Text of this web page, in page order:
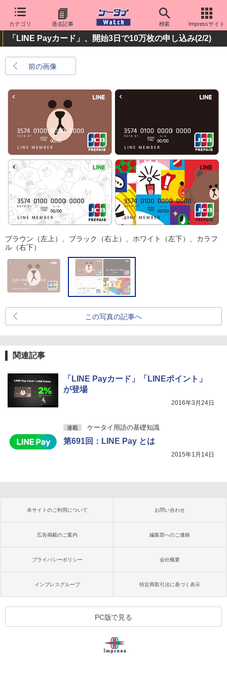
カテゴリ 過去記事 検索 Impressサイト
「LINE Payカード」、開始3日で10万枚の申し込み(2/2)
前の画像
ブラウン（左上）、ブラック（右上）、ホワイト（左下）、カラフ
ル（右下）
この写真の記事へ
関連記事
「LINE Payカード」「LINEポイント」
が登場
2016年3月24日
連載 ケータイ用語の基礎知識
第691回：LINE Pay とは
2015年1月14日
本サイトのご利用について お問い合わせ
広告掲載のご案内 編集部へのご連絡
プライバシーポリシー 会社概要
インプレスグループ 特定商取引法に基づく表示
PC版で見る